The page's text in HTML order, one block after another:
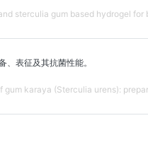
sterculia gum based hydrogel
表征及其抗菌性能。
karaya (Sterculia urens):